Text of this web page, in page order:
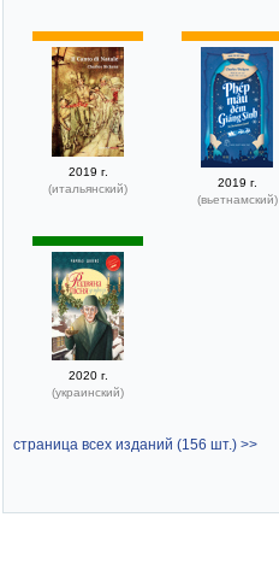
2019 г.
(итальянский)
2019 г.
(вьетнамский)
2020 г.
(украинский)
страница всех изданий (156 шт.) >>